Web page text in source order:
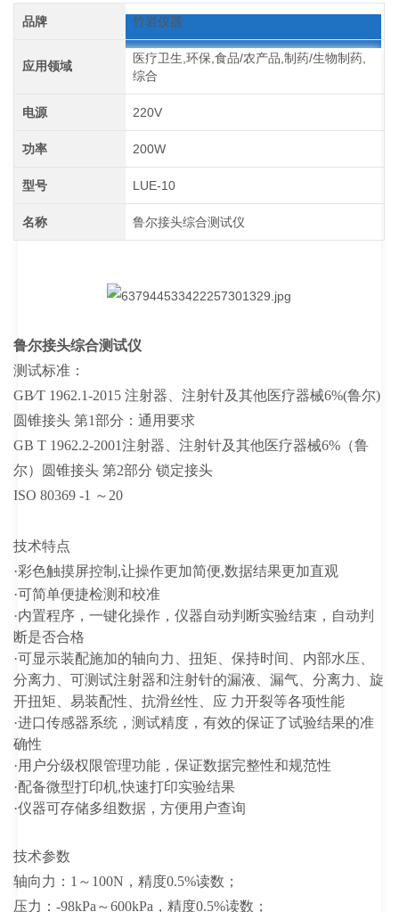
品牌 竹岩仪器
应用领域
医疗卫生,环保,食品/农产品,制药/生物制药,
综合
电源 220V
功率 200W
型号 LUE-10
名称 鲁尔接头综合测试仪
鲁尔接头综合测试仪
测试标准：
GB∕T 1962.1-2015 注射器、注射针及其他医疗器械6%(鲁尔)
圆锥接头 第1部分：通用要求
GB T 1962.2-2001注射器、注射针及其他医疗器械6%（鲁
尔）圆锥接头 第2部分 锁定接头
ISO 80369-1 ～ 20
技术特点
·彩色触摸屏控制 ,让操作更加简便,数据结果更加直观
·可简单便捷检测和校准
·内置程序，一键化操作，仪器自动判断实验结束，自动判
断是否合格
·可显示装配施加的轴向力、扭矩、保持时间、内部水压、
分离力、可测试注射器和注射针的漏液、漏气、分离力、旋
开扭矩、易装配性、抗滑丝性、应 力开裂等各项性能
·进口传感器系统，测试精度，有效的保证了试验结果的准
确性
·用户分级权限管理功能，保证数据完整性和规范性
·配备微型打印机,快速打印实验结果
·仪器可存储多组数据，方便用户查询
技术参数
轴向力： 1～100N ，精度0.5%读数；
压力 ：-98kPa～600kPa ，精度0.5%读数；